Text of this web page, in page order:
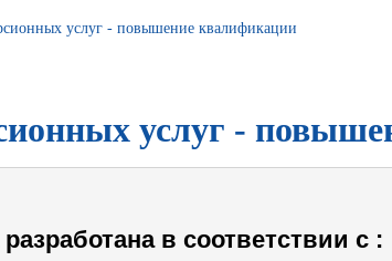
услуг - повышение квалификации
услуг -
в соответствии с :